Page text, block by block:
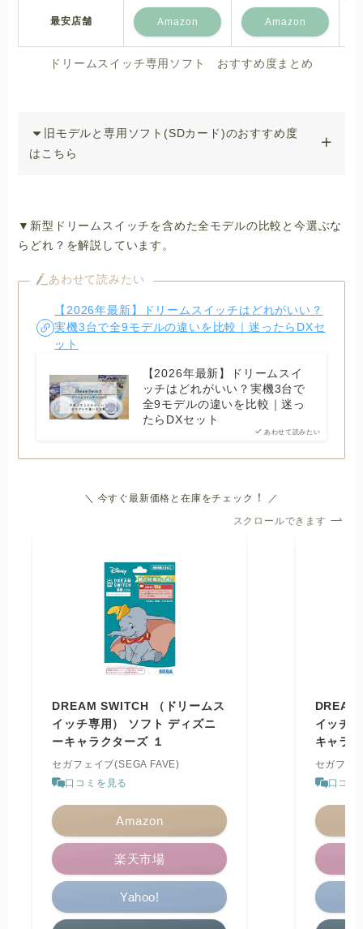
最安店舗 Amazon Amazon
ドリームスイッチ専用ソフト おすすめ度まとめ
旧モデルと専用ソフト(SDカード)のおすすめ度
はこちら
▼新型ドリームスイッチを含めた全モデルの比較と今選ぶな
らどれ？を解説しています。
あわせて読みたい
【2026年最新】ドリームスイッチはどれがいい？
実機3台で全9モデルの違いを比較｜迷ったらDXセ
ット
あわせて読みたい
【2026年最新】ドリームスイ
ッチはどれがいい？実機3台で
全9モデルの違いを比較｜迷っ
たらDXセット
＼ 今すぐ最新価格と在庫をチェック ！ ／
スクロールできます
DREAM SWITCH （ドリームス
イッチ専用） ソフト ディズニ
ーキャラクターズ １
セガフェイブ(SEGA FAVE)
口コミを見る
Amazon
楽天市場
Yahoo!
DREAM
イッチ
キャラ
セガフェ
口コミ